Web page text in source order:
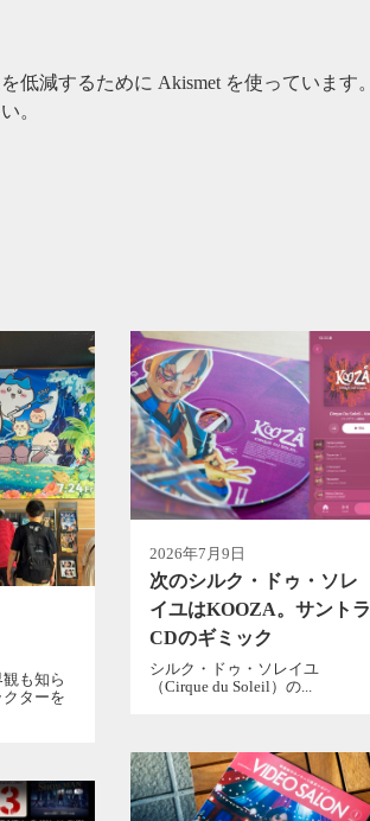
低減するために Akismet を使っています。
。
も知ら
ターを
2026年7月9日
次のシルク・ドゥ・ソレ
イユはKOOZA。サントラ
CDのギミック
シルク・ドゥ・ソレイユ
（Cirque du Soleil）の...